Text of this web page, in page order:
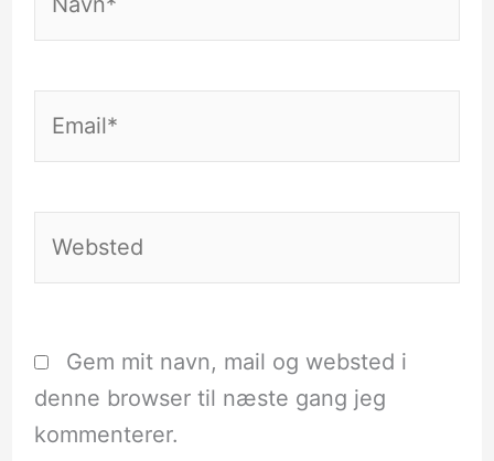
Gem mit navn, mail og websted i
denne browser til næste gang jeg
kommenterer.